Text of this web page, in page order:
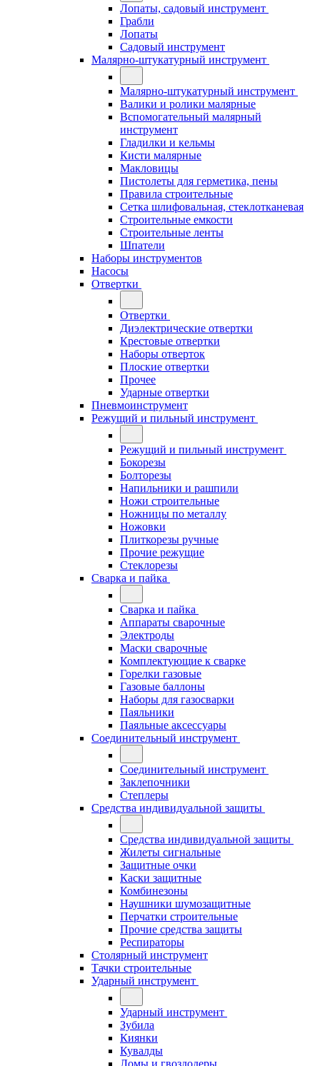
Лопаты, садовый инструмент
Грабли
Лопаты
Садовый инструмент
Малярно-штукатурный инструмент
Малярно-штукатурный инструмент
Валики и ролики малярные
Вспомогательный малярный
инструмент
Гладилки и кельмы
Кисти малярные
Макловицы
Пистолеты для герметика, пены
Правила строительные
Сетка шлифовальная, стеклотканевая
Строительные емкости
Строительные ленты
Шпатели
Наборы инструментов
Насосы
Отвертки
Отвертки
Диэлектрические отвертки
Крестовые отвертки
Наборы отверток
Плоские отвертки
Прочее
Ударные отвертки
Пневмоинструмент
Режущий и пильный инструмент
Режущий и пильный инструмент
Бокорезы
Болторезы
Напильники и рашпили
Ножи строительные
Ножницы по металлу
Ножовки
Плиткорезы ручные
Прочие режущие
Стеклорезы
Сварка и пайка
Сварка и пайка
Аппараты сварочные
Электроды
Маски сварочные
Комплектующие к сварке
Горелки газовые
Газовые баллоны
Наборы для газосварки
Паяльники
Паяльные аксессуары
Соединительный инструмент
Соединительный инструмент
Заклепочники
Степлеры
Средства индивидуальной защиты
Средства индивидуальной защиты
Жилеты сигнальные
Защитные очки
Каски защитные
Комбинезоны
Наушники шумозащитные
Перчатки строительные
Прочие средства защиты
Респираторы
Столярный инструмент
Тачки строительные
Ударный инструмент
Ударный инструмент
Зубила
Киянки
Кувалды
Ломы и гвоздодеры